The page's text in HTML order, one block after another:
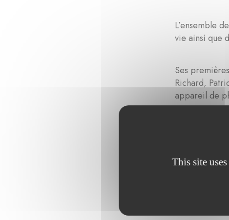
L’ensemble
vie ainsi que
Ses
Richard,
appareil de
Ensuite ses
Mais c’est
va réaliser
dans la vie
Tesch,
This site